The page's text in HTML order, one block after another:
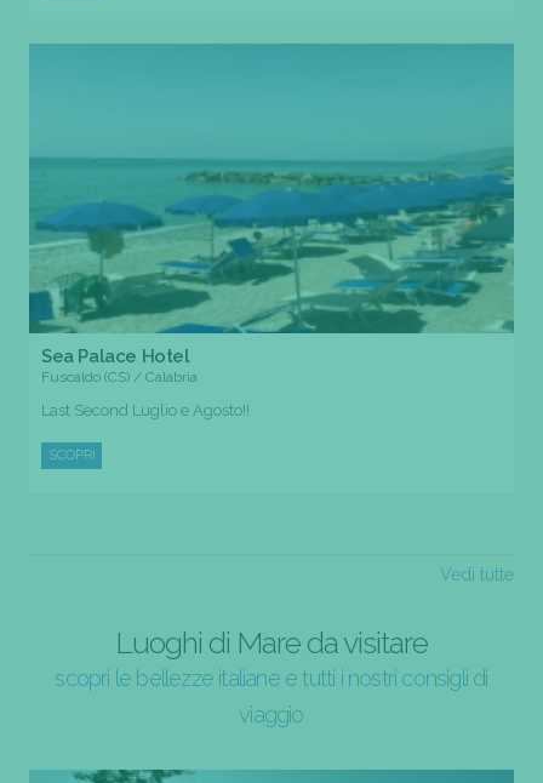
Sea Palace Hotel
Fuscaldo (CS) / Calabria
Last Second Luglio e Agosto!!
SCOPRI
Vedi tutte
Luoghi di Mare da visitare
scopri le bellezze italiane e tutti i nostri consigli di
viaggio